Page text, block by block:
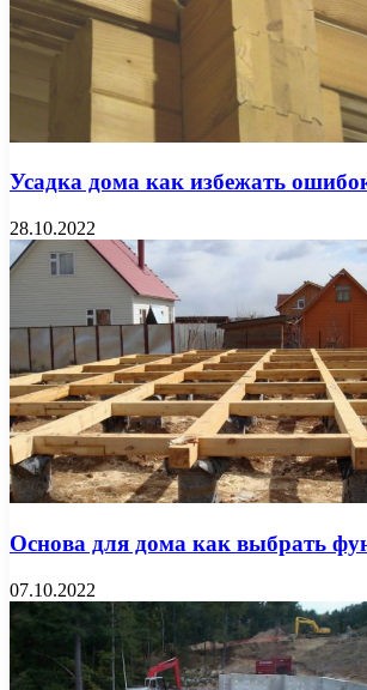
Усадка дома как избежать
28.10.2022
Основа для дома как выбрать
07.10.2022